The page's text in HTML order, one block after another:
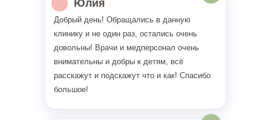
Юлия
Добрый день! Обращались в данную
клинику и не один раз, остались очень
довольны! Врачи и медперсонал очень
внимательны и добры к детям, всё
расскажут и подскажут что и как! Спасибо
большое!